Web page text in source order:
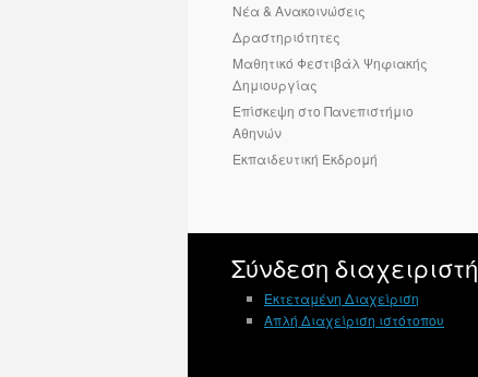
Νέα & Ανακοινώσεις
Δραστηριότητες
Μαθητικό Φεστιβάλ Ψηφιακής
Δημιουργίας
Επίσκεψη στο Πανεπιστήμιο
Αθηνών
Εκπαιδευτική Εκδρομή
Σύνδεση διαχειριστή
Εκτεταμένη Διαχείριση
Απλή Διαχείριση ιστότοπου